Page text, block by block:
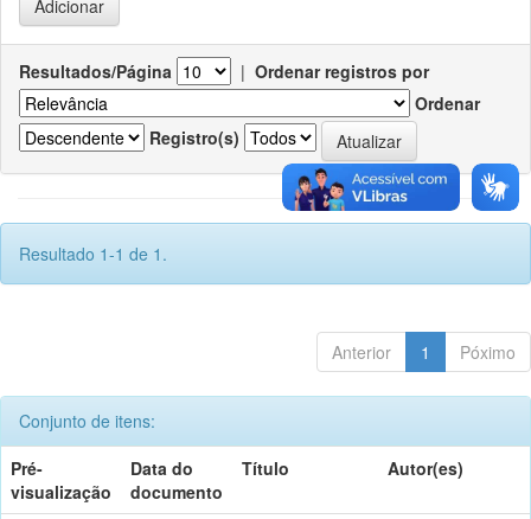
Resultados/Página | Ordenar registros por
Ordenar
Registro(s)
Resultado 1-1 de 1.
Anterior 1 Póximo
Conjunto de itens:
Pré-
visualização
Data do
documento
Título Autor(es)